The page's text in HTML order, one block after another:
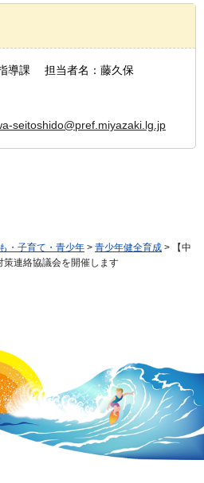
導課 担当者名：藤久保
seitoshido@pref.miyazaki.lg.jp
・子育て・青少年 > 青少年健全育成 > 【中
連絡協議会を開催します